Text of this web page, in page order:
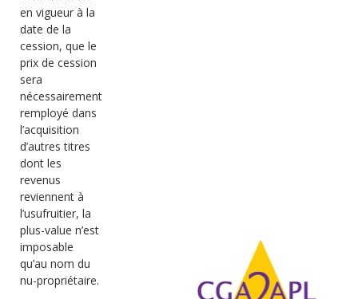
en vigueur à la
date de la
cession, que le
prix de cession
sera
nécessairement
remployé dans
l’acquisition
d’autres titres
dont les
revenus
reviennent à
l’usufruitier, la
plus-value n’est
imposable
qu’au nom du
nu-propriétaire.